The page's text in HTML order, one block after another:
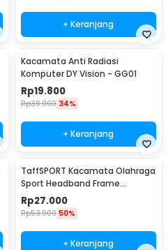
+ Keranjang
Kacamata Anti Radiasi
Komputer DY Vision - GG01
Rp19.800
Rp30.000 34%
+ Keranjang
TaffSPORT Kacamata Olahraga
Sport Headband Frame
Glasses - 9833
Rp27.000
Rp53.900 50%
+ Keranjang